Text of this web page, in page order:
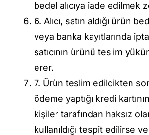
bedel alıcıya iade edilmek
6. Alıcı, satın aldığı ürün
veya banka kayıtlarında
satıcının ürünü teslim
erer.
7. Ürün teslim edildikten
ödeme yaptığı kredi
kişiler tarafından haksız
kullanıldığı tespit edilirse